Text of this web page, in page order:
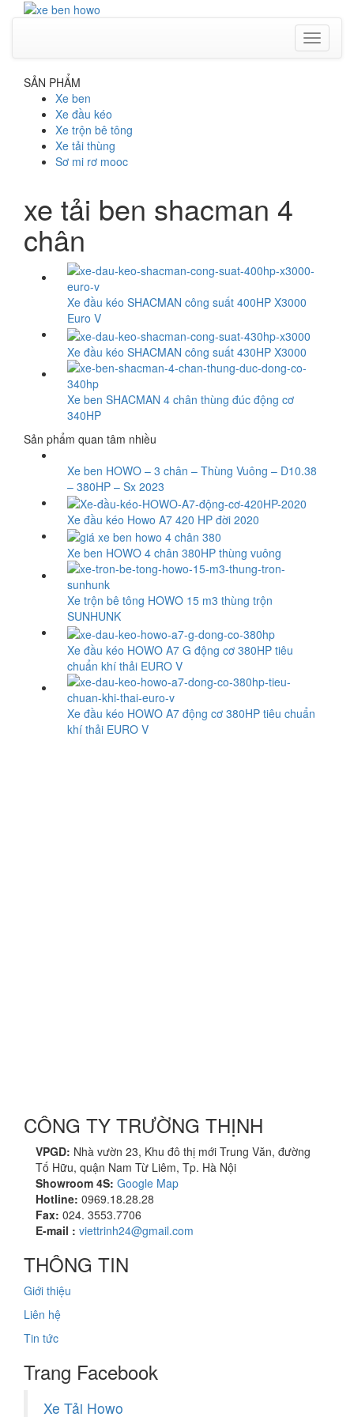
Toggle
SẢN PHẨM
Xe ben
Xe đầu kéo
Xe trộn bê tông
Xe tải thùng
Sơ mi rơ mooc
xe tải ben shacman 4
chân
Xe đầu kéo SHACMAN công suất 400HP X3000
Euro V
Xe đầu kéo SHACMAN công suất 430HP X3000
Xe ben SHACMAN 4 chân thùng đúc động cơ
340HP
Sản phẩm quan tâm nhiều
Xe ben HOWO – 3 chân – Thùng Vuông – D10.38
– 380HP – Sx 2023
Xe đầu kéo Howo A7 420 HP đời 2020
Xe ben HOWO 4 chân 380HP thùng vuông
Xe trộn bê tông HOWO 15 m3 thùng trộn
SUNHUNK
Xe đầu kéo HOWO A7 G động cơ 380HP tiêu
chuẩn khí thải EURO V
Xe đầu kéo HOWO A7 động cơ 380HP tiêu chuẩn
khí thải EURO V
CÔNG TY TRƯỜNG THỊNH
VPGD: Nhà vườn 23, Khu đô thị mới Trung Văn, đường
Tố Hữu, quận Nam Từ Liêm, Tp. Hà Nội
Showroom 4S: Google Map
Hotline: 0969.18.28.28
Fax: 024. 3553.7706
E-mail : viettrinh24@gmail.com
THÔNG TIN
Giới thiệu
Liên hệ
Tin tức
Trang Facebook
Xe Tải Howo